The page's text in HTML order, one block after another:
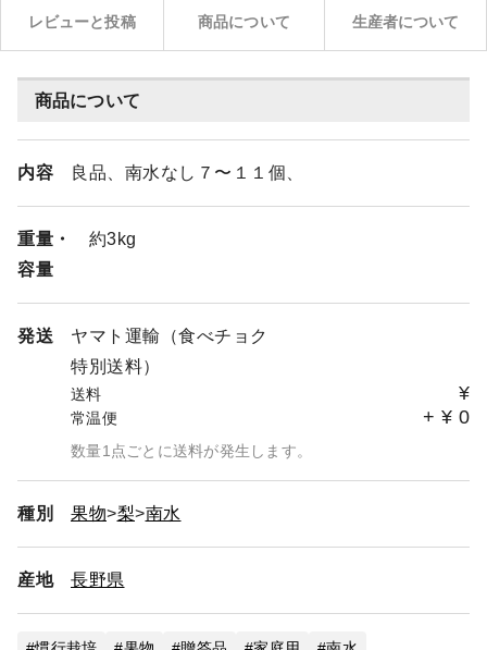
レビューと投稿 商品について 生産者について
商品について
内容 良品、南水なし７〜１１個、
重量・
容量
約3kg
発送
ヤマト運輸（食べチョク
特別送料）
送料 ¥
常温便 + ¥ 0
数量1点ごとに送料が発生します。
種別 果物 梨 南水
産地 長野県